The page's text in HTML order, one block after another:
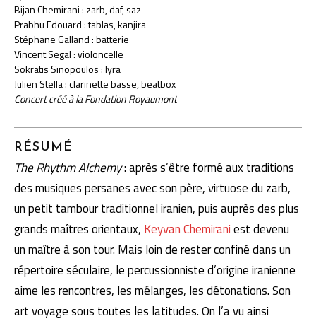
Bijan Chemirani : zarb, daf, saz
Prabhu Edouard : tablas, kanjira
Stéphane Galland : batterie
Vincent Segal : violoncelle
Sokratis Sinopoulos : lyra
Julien Stella : clarinette basse, beatbox
Concert créé à la Fondation Royaumont
RÉSUMÉ
The Rhythm Alchemy: après s’être formé aux traditions
des musiques persanes avec son père, virtuose du zarb,
un petit tambour traditionnel iranien, puis auprès des plus
grands maîtres orientaux, Keyvan Chemiraniest devenu
un maître à son tour. Mais loin de rester confiné dans un
répertoire séculaire, le percussionniste d’origine iranienne
aime les rencontres, les mélanges, les détonations. Son
art voyage sous toutes les latitudes. On l’a vu ainsi